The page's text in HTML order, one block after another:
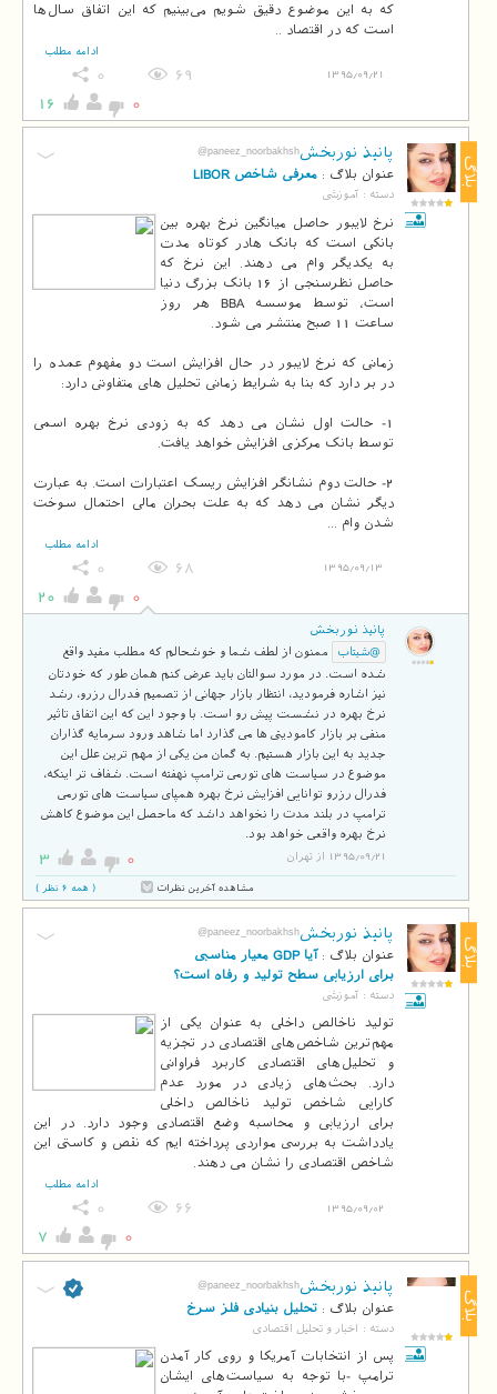
که به این موضوع دقیق شویم می‌بینیم که این اتفاق سال‌ها
است که در اقتصاد ..
ادامه مطلب
1395/09/21
69
0
0
16
بلاگ
پانیذ نوربخش@paneez_noorbakhsh
عنوان بلاگ : معرفی شاخص LIBOR
دسته : آموزشی
نرخ لایبور حاصل میانگین نرخ بهره بین
بانکی است که بانک هادر کوتاه مدت
به یکدیگر وام می دهند. این نرخ که
حاصل نظرسنجی از 16 بانک بزرگ دنیا
است، توسط موسسه BBA هر روز
زمانی که نرخ لایبور در حال افزایش است دو مفهوم عمده را
1- حالت اول نشان می دهد که به زودی نرخ بهره اسمی
2- حالت دوم نشانگر افزایش ریسک اعتبارات است. به عبارت
دیگر نشان می دهد که به علت بحران مالی احتمال سوخت
شدن وام ...
ادامه مطلب
1395/09/13
68
0
0
20
پانیذ نوربخش
@شبتاب
ممنون از لطف شما و خوشحالم که مطلب مفید واقع
شده است. در مورد سوالتان باید عرض کنم همان طور که خودتان
نیز اشاره فرمودید، انتظار بازار جهانی از تصمیم فدرال رزرو، رشد
نرخ بهره در نشست پیش رو است. با وجود این که این اتفاق تاثیر
منفی بر بازار کامودیتی ها می گذارد اما شاهد ورود سرمایه گذاران
جدید به این بازار هستیم. به گمان من یکی از مهم ترین علل این
موضوع در سیاست های تورمی ترامپ نهفته است. شفاف تر اینکه،
فدرال رزرو توانایی افزایش نرخ بهره همپای سیاست های تورمی
ترامپ در بلند مدت را نخواهد داشد که ماحصل این موضوع کاهش
نرخ بهره واقعی خواهد بود.
1395/09/21 از تهران 0
3
مشاهده آخرین نظرات ( همه 6 نظر )
بلاگ
پانیذ نوربخش@paneez_noorbakhsh
عنوان بلاگ :
آیا GDP معیار مناسبی
برای ارزیابی سطح تولید و رفاه است؟
دسته : آموزشی
تولید ناخالص داخلی به عنوان یکی از
مهم‌ترین شاخص‌های اقتصادی در تجزیه
و تحلیل‌های اقتصادی کاربرد فراوانی
دارد. بحث‌های زیادی در مورد عدم
کارایی شاخص تولید ناخالص داخلی
برای ارزیابی و محاسبه وضع اقتصادی وجود دارد. در این
یادداشت به بررسی مواردی پرداخته ایم که نقص و کاستی این
شاخص اقتصادی را نشان می دهند.
ادامه مطلب
1395/09/02
66
0
0
7
بلاگ
پانیذ نوربخش@paneez_noorbakhsh
عنوان بلاگ : تحلیل بنیادی فلز سرخ
دسته : اخبار و تحلیل اقتصادی
پس از انتخابات آمریکا و روی کار آمدن
ترامپ -با توجه به سیاست‌های ایشان